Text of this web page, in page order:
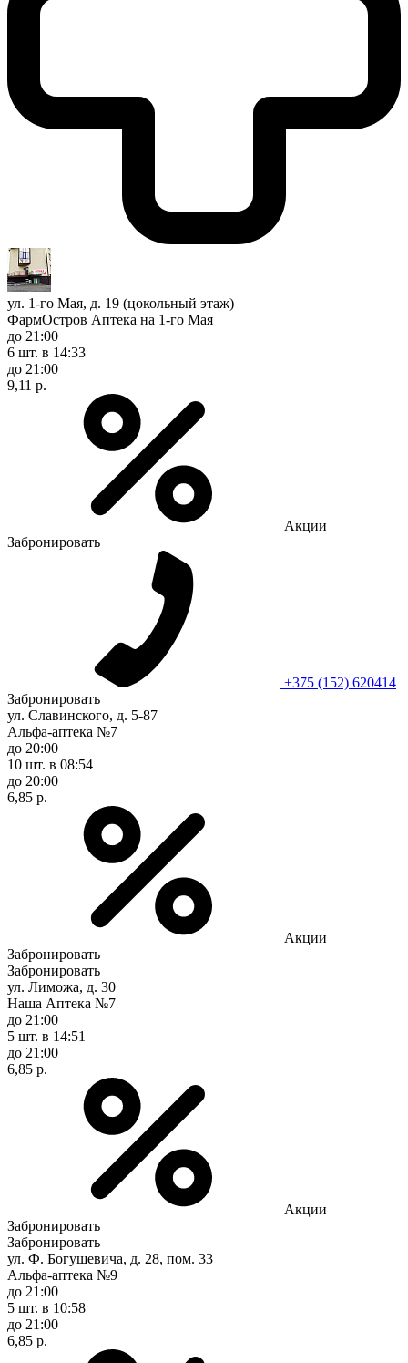
ул. 1-го Мая, д. 19 (цокольный этаж)
ФармОстров Аптека на 1-го Мая
до 21:00
6 шт. в 14:33
до 21:00
9,11 р.
Акции
Забронировать
+375 (152) 620414
Забронировать
ул. Славинского, д. 5-87
Альфа-аптека №7
до 20:00
10 шт. в 08:54
до 20:00
6,85 р.
Акции
Забронировать
Забронировать
ул. Лиможа, д. 30
Наша Аптека №7
до 21:00
5 шт. в 14:51
до 21:00
6,85 р.
Акции
Забронировать
Забронировать
ул. Ф. Богушевича, д. 28, пом. 33
Альфа-аптека №9
до 21:00
5 шт. в 10:58
до 21:00
6,85 р.